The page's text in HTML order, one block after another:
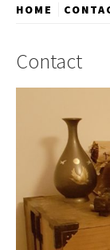
HOME
Contact